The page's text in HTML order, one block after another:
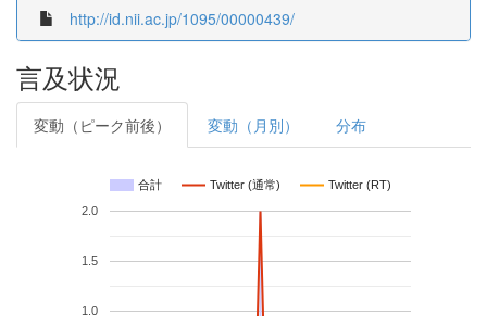
http://id.nii.ac.jp/1095/00000439/
言及状況
変動（ピーク前後） 変動（月別） 分布
合計 Twitter (通常) Twitter (RT)
1.0
1.5
2.0